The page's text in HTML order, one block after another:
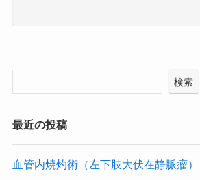
検索
最近の投稿
血管内焼灼術（左下肢大伏在静脈瘤）